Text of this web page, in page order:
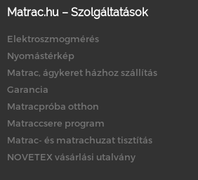
Matrac.hu – Szolgáltatások
Elektroszmogmérés
Nyomástérkép
Matrac, ágykeret házhoz szállítás
Garancia
Matracpróba otthon
Matraccsere program
Matrac- és matrachuzat tisztítás
NOVETEX vásárlási utalvány